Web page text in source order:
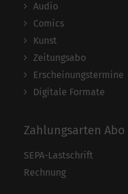
Audio
Comics
Kunst
Zeitungsabo
Erscheinungstermine
Digitale Formate
Zahlungsarten Abo
SEPA-Lastschrift
Rechnung